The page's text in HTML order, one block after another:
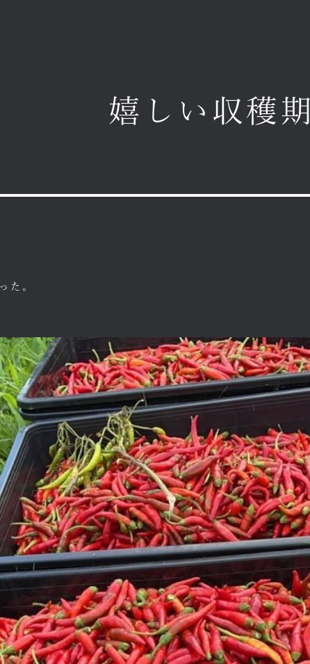
嬉しい収穫期
た。